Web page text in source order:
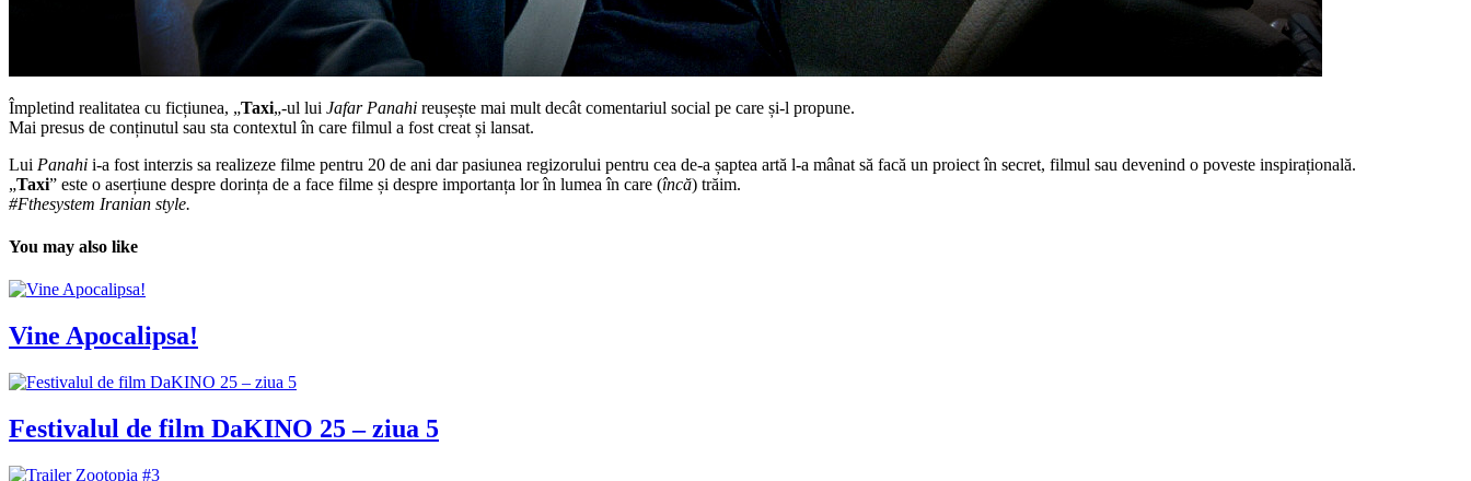
Împletind realitatea cu ficțiunea, „Taxi„-ul lui Jafar Panahi reușește mai mult decât comentariul social pe care și-l propune.
Mai presus de conținutul sau sta contextul în care filmul a fost creat și lansat.
Lui Panahi i-a fost interzis sa realizeze filme pentru 20 de ani dar pasiunea regizorului pentru cea de-a șaptea artă l-a mânat să facă un proiect în secret, filmul sau devenind o poveste inspirațională.
„Taxi” este o aserțiune despre dorința de a face filme și despre importanța lor în lumea în care (încă) trăim.
#Fthesystem Iranian style.
You may also like
Vine Apocalipsa!
Festivalul de film DaKINO 25 – ziua 5